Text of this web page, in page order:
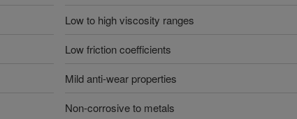
Low to high viscosity ranges
Low friction coefficients
Mild anti-wear properties
Non-corrosive to metals